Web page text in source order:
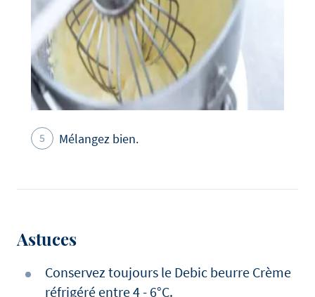
Mélangez bien.
Astuces
Conservez toujours le Debic beurre Crème
réfrigéré entre 4 - 6°C.